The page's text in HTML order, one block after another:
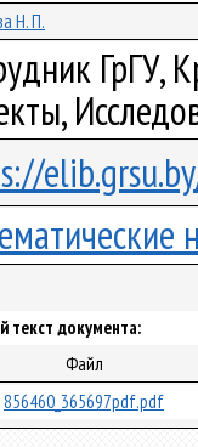
Н. П.
ГрГУ,
текст документа:
Файл
856460_365697pdf.pdf